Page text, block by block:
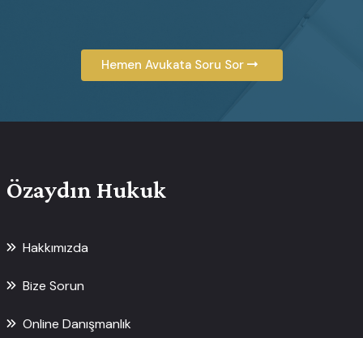
Hemen Avukata Soru Sor
Özaydın Hukuk
Hakkımızda
Bize Sorun
Online Danışmanlık